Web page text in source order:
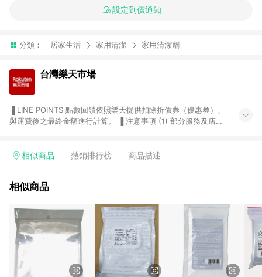
設定到價通知
分類： 居家生活 家用清潔 家用清潔劑
台灣樂天市場
與運費後之最終金額進行計算。 ▐ 注意事項 (1) 部分服務及店家
Smart mobile、神腦生活、JS巨盛、樂天KOBO電子書，請詳閱
台灣樂天市場，並在同一瀏覽器於24小時內結帳，才享有 LINE
市場 45 天內完成訂單出貨及結帳，則不符合贈點資格。 (4) 如
使用APP、或中途瀏覽比價網、回饋網、Google等其他網頁、或
由網頁版(電腦版/手機版網頁)切換為App都將會造成追蹤中斷而
無法進行 LINE POINTS 回饋。 (5) LINE 購物為購物資訊整合性
平台，商品資料更新會有時間差，如顯示之商品規格、顏色、價
位、贈品與台灣樂天市場銷售網頁不符，以銷售網頁標示為準。
相似商品 熱銷排行榜 商品描述
相似商品